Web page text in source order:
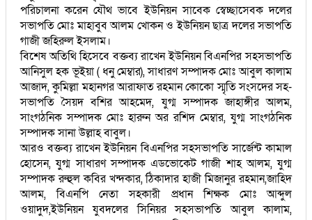
পরিচালনা করেন যৌথ ভাবে ইউনিয়ন সাবেক স্বেচ্ছাসেবক দলের
সভাপতি মোঃ মাহাবুব আলম খোকন ও ইউনিয়ন ছাত্র দলের সভাপতি
গাজী জহিরুল ইসলাম।
বিশেষ অতিথি হিসেবে বক্তব্য রাখেন ইউনিয়ন বিএনপির সহসভাপতি
আনিসুল হক ভূইয়া ( ধনু মেম্বার), সাধারণ সম্পাদক মোঃ আবুল কালাম
আজাদ, কুমিল্লা মহানগর আরাফাত রহমান কোকো স্মৃতি সংসদের সহ-
সভাপতি সৈয়দ বশির আহমেদ, যুগ্ম সম্পাদক জাহাঙ্গীর আলম,
সাংগঠনিক সম্পাদক মোঃ হারুন অর রশিদ মেম্বার, যুগ্ম সাংগঠনিক
সম্পাদক সানা উল্লাহ বাবুল।
আরও বক্তব্য রাখেন ইউনিয়ন বিএনপির সহসভাপতি সার্জেন্ট কামাল
হোসেন, যুগ্ম সাধারণ সম্পাদক এডভোকেট গাজী শাহ আলম, যুগ্ম
সম্পাদক রুহুল কবির খন্দকার, ঠিকাদার হাজী মিজানুর রহমান,জাহিদ
আলম, বিএনপি নেতা সহকারী প্রধান শিক্ষক মোঃ আব্দুল
ওয়াদুদ,ইউনিয়ন যুবদলের সিনিয়র সহসভাপতি আবুল কালাম,